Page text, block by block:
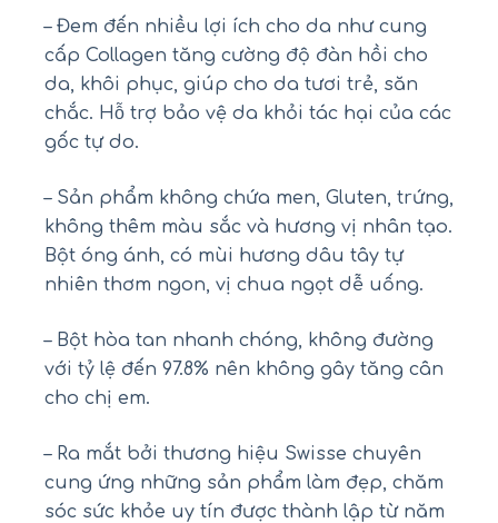
– Đem đến nhiều lợi ích cho da như cung
cấp Collagen tăng cường độ đàn hồi cho
da, khôi phục, giúp cho da tươi trẻ, săn
chắc. Hỗ trợ bảo vệ da khỏi tác hại của các
gốc tự do.
– Sản phẩm không chứa men, Gluten, trứng,
không thêm màu sắc và hương vị nhân tạo.
Bột óng ánh, có mùi hương dâu tây tự
nhiên thơm ngon, vị chua ngọt dễ uống.
– Bột hòa tan nhanh chóng, không đường
với tỷ lệ đến 97.8% nên không gây tăng cân
cho chị em.
– Ra mắt bởi thương hiệu Swisse chuyên
cung ứng những sản phẩm làm đẹp, chăm
sóc sức khỏe uy tín được thành lập từ năm